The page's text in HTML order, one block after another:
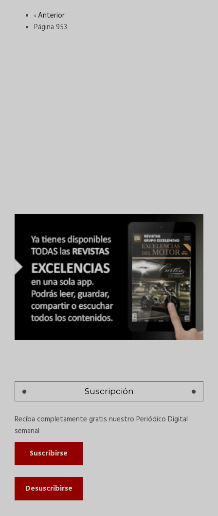
Página
anterior
‹ Anterior
Página 953
Suscripción
Reciba completamente gratis nuestro Periódico Digital
semanal
Suscribirse
Desuscribirse